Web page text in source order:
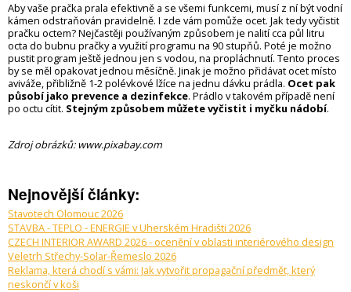
Aby vaše pračka prala efektivně a se všemi funkcemi, musí z ní být vodní
kámen odstraňován pravidelně. I zde vám pomůže ocet. Jak tedy vyčistit
pračku octem? Nejčastěji používaným způsobem je nalití cca půl litru
octa do bubnu pračky a využití programu na 90 stupňů. Poté je možno
pustit program ještě jednou jen s vodou, na propláchnutí. Tento proces
by se měl opakovat jednou měsíčně. Jinak je možno přidávat ocet místo
aviváže, přibližně 1-2 polévkové lžíce na jednu dávku prádla. Ocet pak
působí jako prevence a dezinfekce. Prádlo v takovém případě není
po octu cítit. Stejným způsobem můžete vyčistit i myčku nádobí.
Zdroj obrázků: www.pixabay.com
Nejnovější články:
Stavotech Olomouc 2026
STAVBA - TEPLO - ENERGIE v Uherském Hradišti 2026
CZECH INTERIOR AWARD 2026 - ocenění v oblasti interiérového design
Veletrh Střechy-Solar-Řemeslo 2026
Reklama, která chodí s vámi: Jak vytvořit propagační předmět, který
neskončí v koši